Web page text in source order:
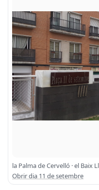
la Palma de Cervelló · el Baix
Obrir dia 11 de setembre